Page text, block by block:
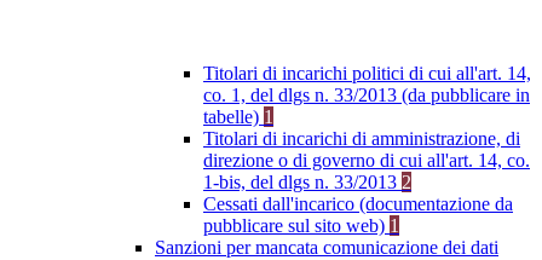
Titolari di incarichi politici di cui all'art. 14,
co. 1, del dlgs n. 33/2013 (da pubblicare in
tabelle) 1
Titolari di incarichi di amministrazione, di
direzione o di governo di cui all'art. 14, co.
1-bis, del dlgs n. 33/2013 2
Cessati dall'incarico (documentazione da
pubblicare sul sito web) 1
Sanzioni per mancata comunicazione dei dati